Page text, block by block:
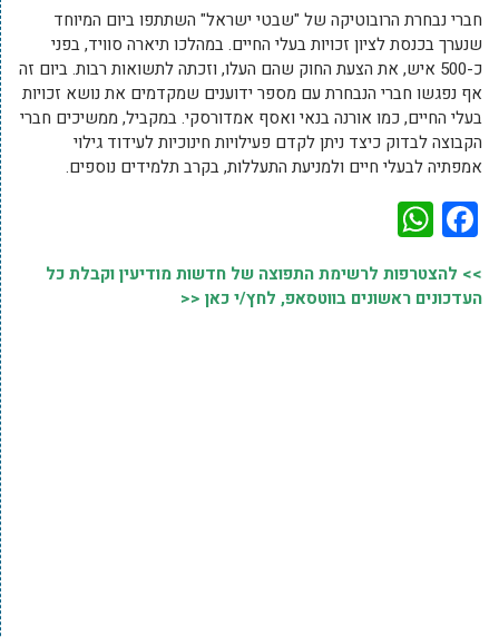
חברי נבחרת הרובוטיקה של "שבטי ישראל" השתתפו ביום המיוחד
שנערך בכנסת לציון זכויות בעלי החיים. במהלכו תיארה סוויד, בפני
כ-500 איש, את הצעת החוק שהם העלו, וזכתה לתשואות רבות. ביום זה
אף נפגשו חברי הנבחרת עם מספר ידוענים שמקדמים את נושא זכויות
בעלי החיים, כמו אורנה בנאי ואסף אמדורסקי. במקביל, ממשיכים חברי
הקבוצה לבדוק כיצד ניתן לקדם פעילויות חינוכיות לעידוד גילוי
אמפתיה לבעלי חיים ולמניעת התעללות, בקרב תלמידים נוספים.
Facebook
>> להצטרפות לרשימת התפוצה של חדשות מודיעין וקבלת כל
העדכונים ראשונים בווטסאפ, לחץ/י כאן <<